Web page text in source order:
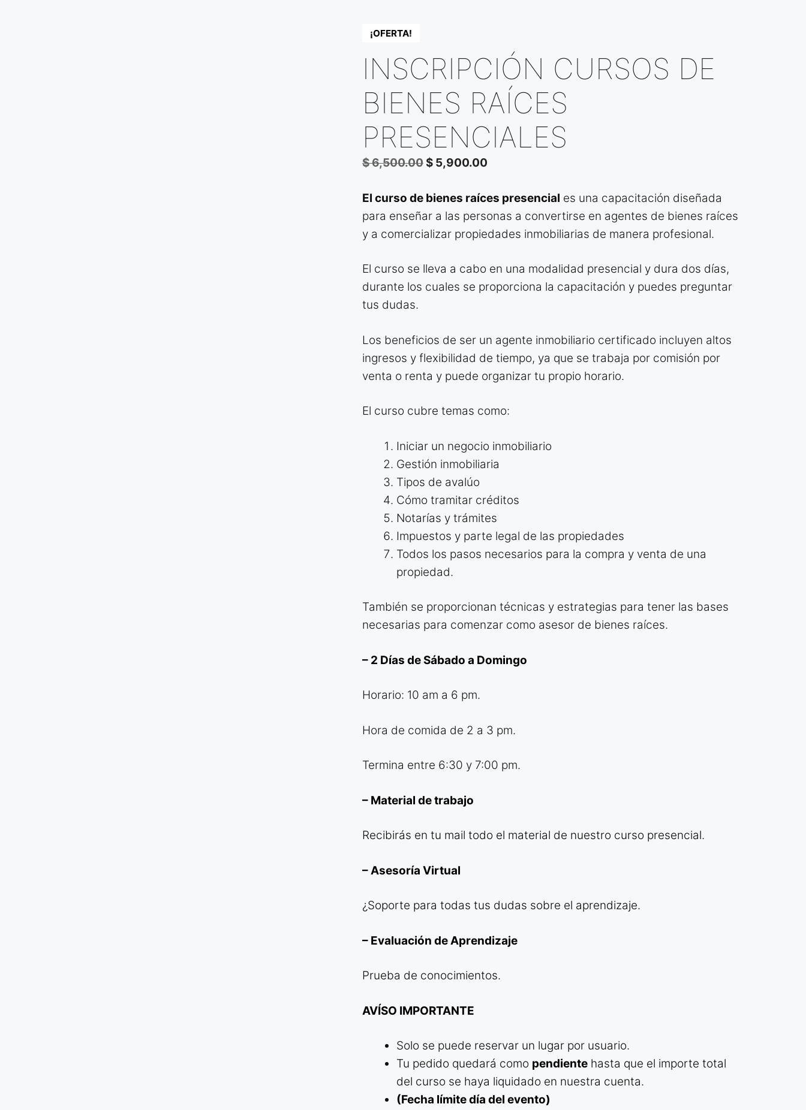
¡OFERTA!
INSCRIPCIÓN CURSOS DE
BIENES RAÍCES
PRESENCIALES
$6,500.00 El
original
era:
$ 6,500.00.
$5,900.00El
actual
es:
$ 5,900.00.
El curso de bienes raíces presencial es una capacitación diseñada
para enseñar a las personas a convertirse en agentes de bienes raíces
y a comercializar propiedades inmobiliarias de manera profesional.
El curso se lleva a cabo en una modalidad presencial y dura dos días,
durante los cuales se proporciona la capacitación y puedes preguntar
tus dudas.
Los beneficios de ser un agente inmobiliario certificado incluyen altos
ingresos y flexibilidad de tiempo, ya que se trabaja por comisión por
venta o renta y puede organizar tu propio horario.
El curso cubre temas como:
Iniciar un negocio inmobiliario
Gestión inmobiliaria
Tipos de avalúo
Cómo tramitar créditos
Notarías y trámites
Impuestos y parte legal de las propiedades
Todos los pasos necesarios para la compra y venta de una
propiedad.
También se proporcionan técnicas y estrategias para tener las bases
necesarias para comenzar como asesor de bienes raíces.
– 2 Días de Sábado a Domingo
Horario: 10 am a 6 pm.
Hora de comida de 2 a 3 pm.
Termina entre 6:30 y 7:00 pm.
– Material de trabajo
Recibirás en tu mail todo el material de nuestro curso presencial.
– Asesoría Virtual
¿Soporte para todas tus dudas sobre el aprendizaje.
– Evaluación de Aprendizaje
Prueba de conocimientos.
AVÍSO IMPORTANTE
Solo se puede reservar un lugar por usuario.
Tu pedido quedará como pendientehasta que el importe total
del curso se haya liquidado en nuestra cuenta.
(Fecha límite día del evento)
cantidad